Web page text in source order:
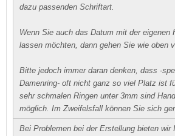
dazu passenden Schriftart​.​
​Wenn Sie auch das Datum mit der eigenen
lassen möchten, dann gehen Sie wie oben
Bitte jedoch immer daran denken, ​​dass -
Damenring​​- oft nicht ganz so viel Platz ist
sehr schmalen Ringen unter 3mm sind
möglich. ​Im Zweifelsfall können Sie sich
Bei Problemen bei der Erstellung bieten wir